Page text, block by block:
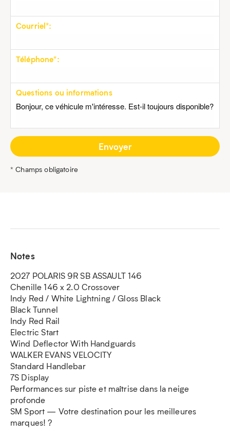
Courriel*:
Téléphone*:
Questions ou informations
* Champs obligatoire
Notes
2027 POLARIS 9R SB ASSAULT 146
Chenille 146 x 2.0 Crossover
Indy Red / White Lightning / Gloss Black
Black Tunnel
Indy Red Rail
Electric Start
Wind Deflector With Handguards
WALKER EVANS VELOCITY
Standard Handlebar
7S Display
Performances sur piste et maîtrise dans la neige
profonde
SM Sport — Votre destination pour les meilleures
marques! ?